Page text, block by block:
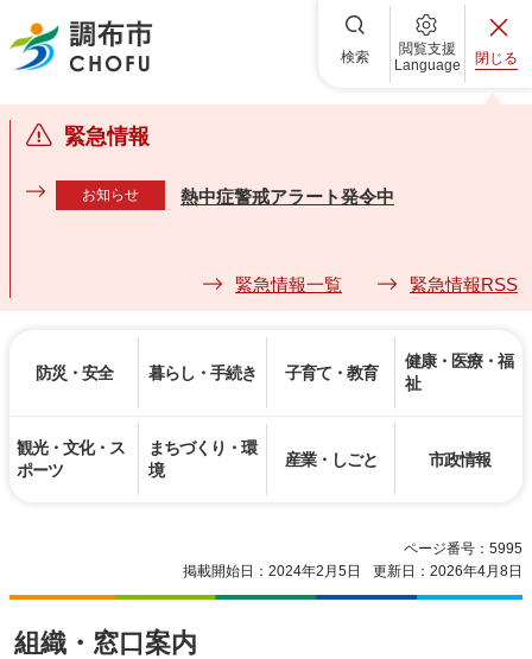
調布市 検索
閲覧支援
Language
閉じる
緊急情報
お知らせ 熱中症警戒アラート発令中
緊急情報一覧 緊急情報RSS
防災・安全 暮らし・手続き 子育て・教育
健康・医療・福
祉
観光・文化・ス
ポーツ
まちづくり・環
境
産業・しごと 市政情報
ページ番号：5995
掲載開始日：2024年2月5日
更新日：2026年4月8日
組織・窓口案内